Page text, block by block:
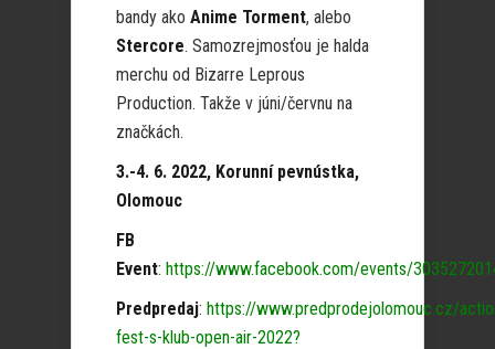
bandy ako Anime Torment, alebo
Stercore. Samozrejmosťou je halda
merchu od Bizarre Leprous
Production. Takže v júni/červnu na
značkách.
3.-4. 6. 2022, Korunní pevnústka,
Olomouc
FB
Event: https://www.facebook.com/events/
Predpredaj: https://www.predprodejolomouc.cz/
fest-s-klub-open-air-2022?